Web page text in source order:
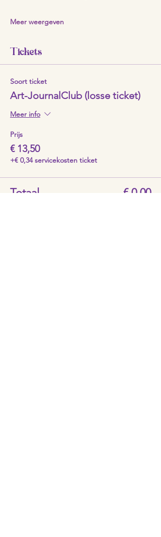
Meer weergeven
Tickets
Soort ticket
Art-JournalClub (losse ticket)
Meer info
Prijs
€ 13,50
+€ 0,34 servicekosten ticket
Totaal € 0,00